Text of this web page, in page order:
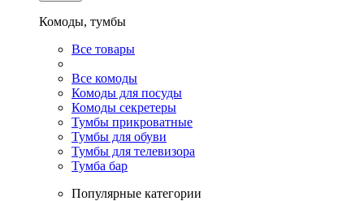
Комоды, тумбы
Все товары
Все комоды
Комоды для посуды
Комоды секретеры
Тумбы прикроватные
Тумбы для обуви
Тумбы для телевизора
Тумба бар
Популярные категории